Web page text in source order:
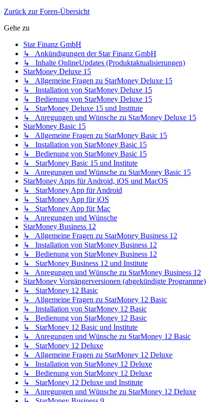
Zurück zur Foren-Übersicht
Gehe zu
Star Finanz GmbH
↳ Ankündigungen der Star Finanz GmbH
↳ Inhalte OnlineUpdates (Produktaktualisierungen)
StarMoney Deluxe 15
↳ Allgemeine Fragen zu StarMoney Deluxe 15
↳ Installation von StarMoney Deluxe 15
↳ Bedienung von StarMoney Deluxe 15
↳ StarMoney Deluxe 15 und Institute
↳ Anregungen und Wünsche zu StarMoney Deluxe 15
StarMoney Basic 15
↳ Allgemeine Fragen zu StarMoney Basic 15
↳ Installation von StarMoney Basic 15
↳ Bedienung von StarMoney Basic 15
↳ StarMoney Basic 15 und Institute
↳ Anregungen und Wünsche zu StarMoney Basic 15
StarMoney Apps für Android, iOS und MacOS
↳ StarMoney App für Android
↳ StarMoney App für iOS
↳ StarMoney App für Mac
↳ Anregungen und Wünsche
StarMoney Business 12
↳ Allgemeine Fragen zu StarMoney Business 12
↳ Installation von StarMoney Business 12
↳ Bedienung von StarMoney Business 12
↳ StarMoney Business 12 und Institute
↳ Anregungen und Wünsche zu StarMoney Business 12
StarMoney Vorgängerversionen (abgekündigte Programme)
↳ StarMoney 12 Basic
↳ Allgemeine Fragen zu StarMoney 12 Basic
↳ Installation von StarMoney 12 Basic
↳ Bedienung von StarMoney 12 Basic
↳ StarMoney 12 Basic und Institute
↳ Anregungen und Wünsche zu StarMoney 12 Basic
↳ StarMoney 12 Deluxe
↳ Allgemeine Fragen zu StarMoney 12 Deluxe
↳ Installation von StarMoney 12 Deluxe
↳ Bedienung von StarMoney 12 Deluxe
↳ StarMoney 12 Deluxe und Institute
↳ Anregungen und Wünsche zu StarMoney 12 Deluxe